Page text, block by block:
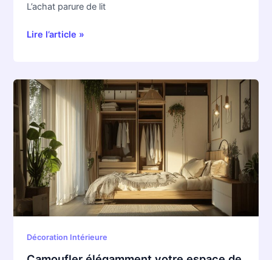
L’achat parure de lit
Lire l’article »
Décoration Intérieure
Camoufler
élégamment
votre
espace
de
rangement
:
la
peinture
trompe-
l’œil